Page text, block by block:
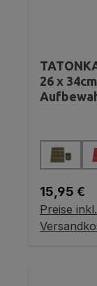
26 x
Farbe
Regulärer
15,95 €
Preise